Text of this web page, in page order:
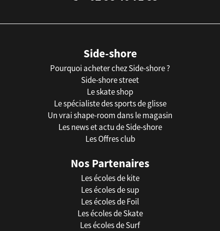
Side-shore
Pourquoi acheter chez Side-shore ?
Side-shore street
Le skate shop
Le spécialiste des sports de glisse
Un vrai shape-room dans le magasin
Les news et actu de Side-shore
Les Offres club
Nos Partenaires
Les écoles de kite
Les écoles de sup
Les écoles de Foil
Les écoles de Skate
Les écoles de Surf